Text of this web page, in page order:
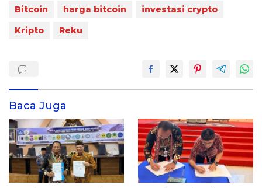
Bitcoin harga bitcoin
investasi crypto
Kripto
Reku
Baca Juga